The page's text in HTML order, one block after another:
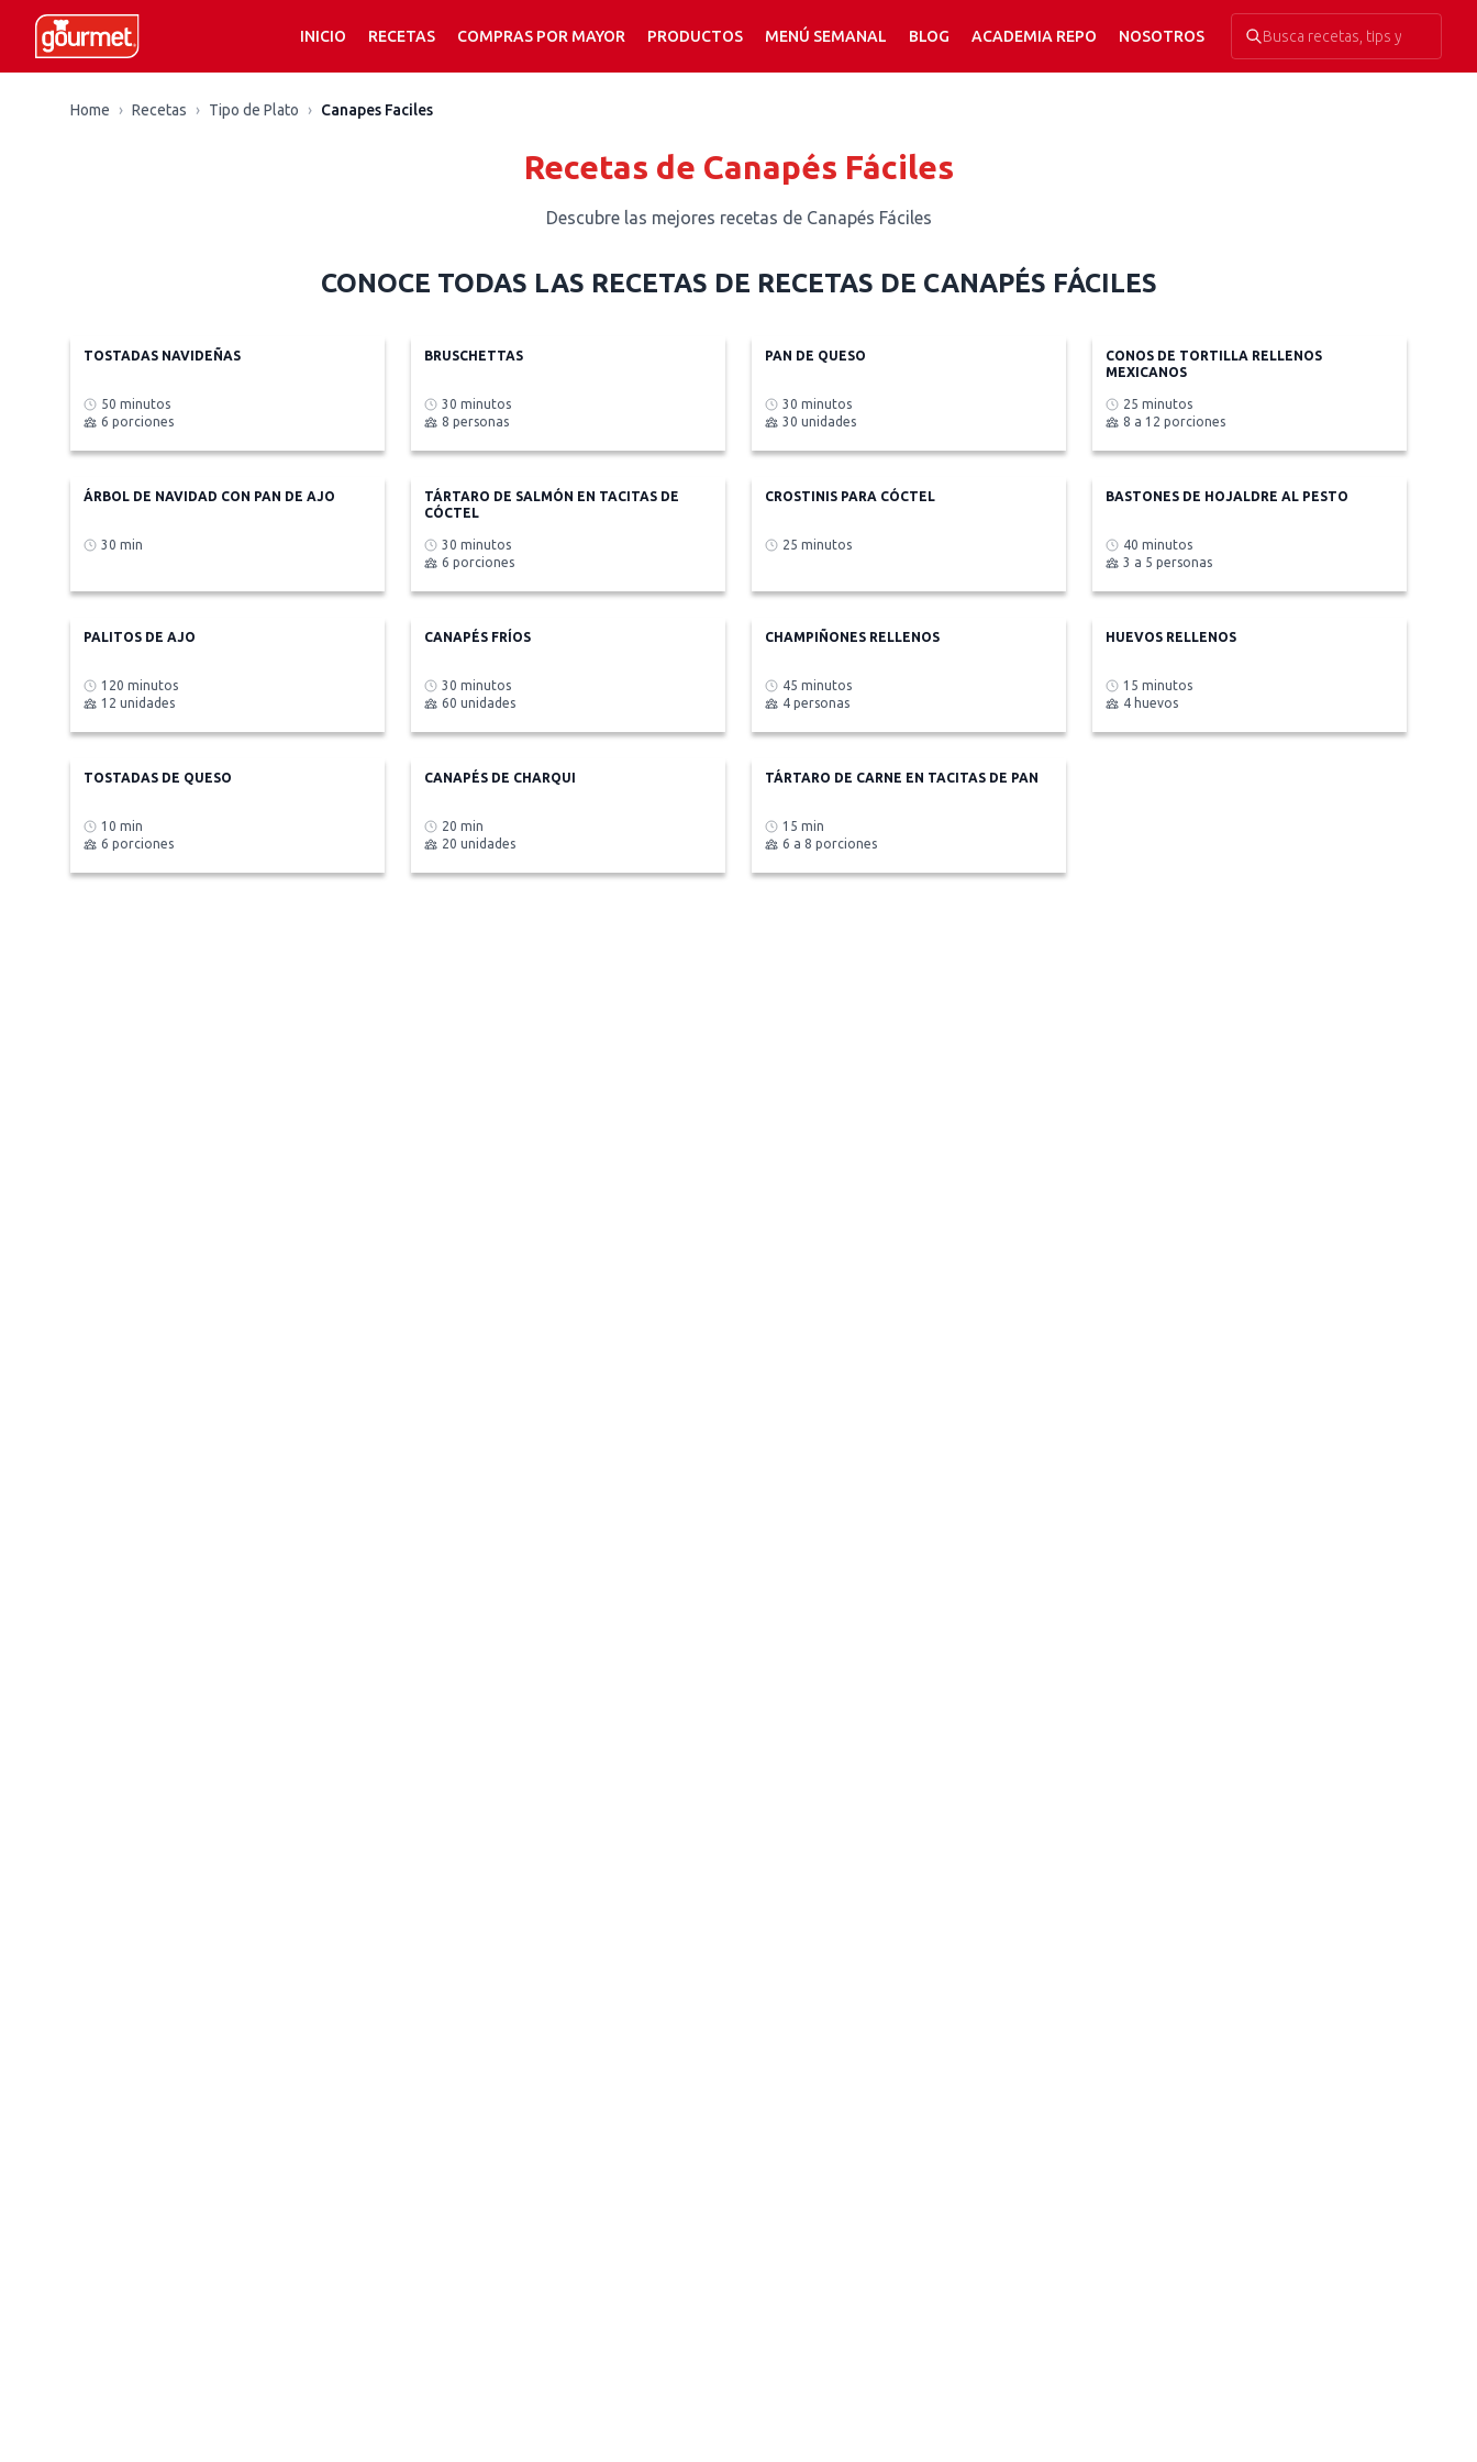
INICIO RECETAS COMPRAS POR MAYOR PRODUCTOS MENÚ SEMANAL BLOG ACADEMIA REPO NOSOTROS
Home › Recetas › Tipo de Plato › Canapes Faciles
Recetas de Canapés Fáciles
Descubre las mejores recetas de Canapés Fáciles
CONOCE TODAS LAS RECETAS DE RECETAS DE CANAPÉS FÁCILES
TOSTADAS NAVIDEÑAS
50 minutos
6 porciones
BRUSCHETTAS
30 minutos
8 personas
PAN DE QUESO
30 minutos
30 unidades
CONOS DE TORTILLA RELLENOS
MEXICANOS
25 minutos
8 a 12 porciones
ÁRBOL DE NAVIDAD CON PAN DE AJO
30 min
TÁRTARO DE SALMÓN EN TACITAS DE
CÓCTEL
30 minutos
6 porciones
CROSTINIS PARA CÓCTEL
25 minutos
BASTONES DE HOJALDRE AL PESTO
40 minutos
3 a 5 personas
PALITOS DE AJO
120 minutos
12 unidades
CANAPÉS FRÍOS
30 minutos
60 unidades
CHAMPIÑONES RELLENOS
45 minutos
4 personas
HUEVOS RELLENOS
15 minutos
4 huevos
TOSTADAS DE QUESO
10 min
6 porciones
CANAPÉS DE CHARQUI
20 min
20 unidades
TÁRTARO DE CARNE EN TACITAS DE PAN
15 min
6 a 8 porciones